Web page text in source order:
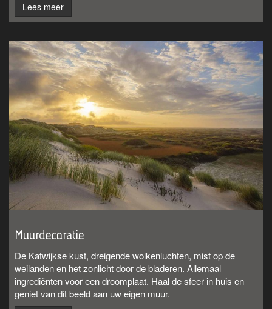
Lees meer
Muurdecoratie
De Katwijkse kust, dreigende wolkenluchten, mist op de
weilanden en het zonlicht door de bladeren. Allemaal
ingrediënten voor een droomplaat. Haal de sfeer in huis en
geniet van dit beeld aan uw eigen muur.